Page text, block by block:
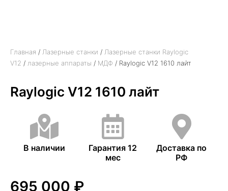
Главная / Лазерные станки / Лазерные станки Raylogic
V12 / лазерные аппараты / МДФ / Raylogic V12 1610 лайт
Raylogic V12 1610 лайт
В наличии
Гарантия 12
мес
Доставка по
РФ
695 000 ₽